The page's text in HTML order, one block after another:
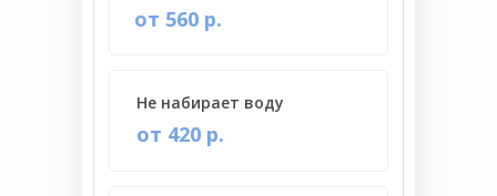
от 420 р.
Не набирает воду
от 560 р.